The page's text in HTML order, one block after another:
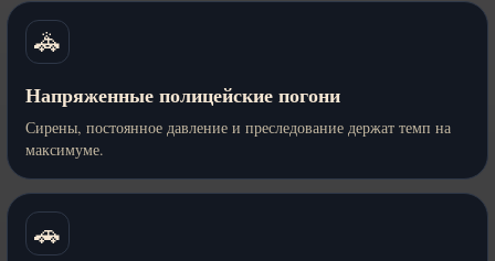
🚓
Напряженные полицейские погони
Сирены, постоянное давление и преследование держат темп на
максимуме.
🚗